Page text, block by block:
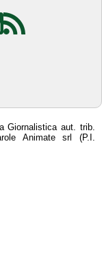
Giornalistica aut. trib.
Animate srl (P.I.